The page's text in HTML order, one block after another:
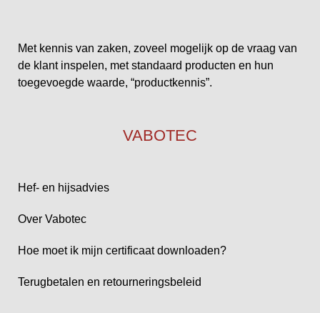
Met kennis van zaken, zoveel mogelijk op de vraag van
de klant inspelen, met standaard producten en hun
toegevoegde waarde, “productkennis”.
VABOTEC
Hef- en hijsadvies
Over Vabotec
Hoe moet ik mijn certificaat downloaden?
Terugbetalen en retourneringsbeleid